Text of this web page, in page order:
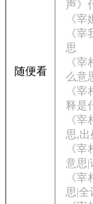
随便看
声》
《
《
思
《
么意
《
释是
《
思,
《
意思|
《
思|全